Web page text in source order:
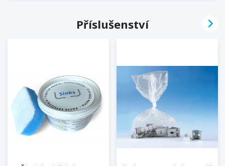
Příslušenství 